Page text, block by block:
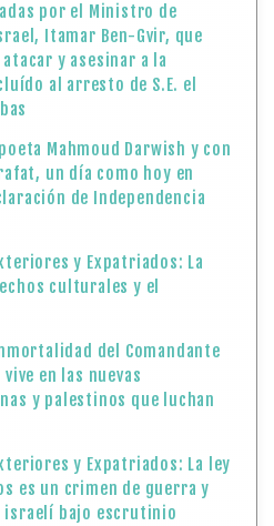
por el Ministro de
Itamar Ben-Gvir, que
y asesinar a la
al arresto de S.E. el
Mahmoud Darwish y con
un día como hoy en
de Independencia
y Expatriados: La
culturales y el
del Comandante
en las nuevas
y palestinos que luchan
y Expatriados: La ley
es un crimen de guerra y
israelí bajo escrutinio